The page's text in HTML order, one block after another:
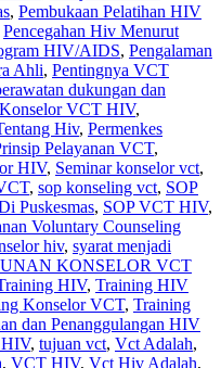
, Pembukaan Pelatihan HIV
Pencegahan Hiv Menurut
HIV/AIDS, Pengalaman
Ahli, Pentingnya VCT
dukungan dan
VCT HIV,
Hiv, Permenkes
Pelayanan VCT,
HIV, Seminar konselor vct,
, sop konseling vct, SOP
Puskesmas, SOP VCT HIV,
Voluntary Counseling
hiv, syarat menjadi
KONSELOR VCT
HIV, Training HIV
Konselor VCT, Training
dan Penanggulangan HIV
, tujuan vct, Vct Adalah,
, VCT HIV, Vct Hiv Adalah,